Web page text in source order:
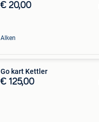
€ 20,00
Alken
Go kart Kettler
€ 125,00